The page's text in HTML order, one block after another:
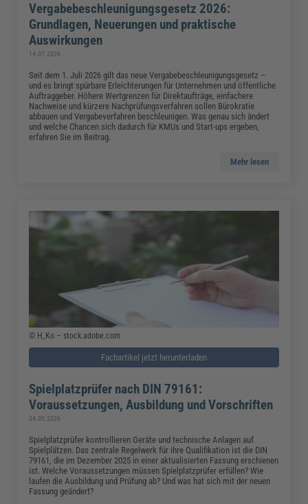
Vergabebeschleunigungsgesetz 2026:
Grundlagen, Neuerungen und praktische
Auswirkungen
14.07.2026
Seit dem 1. Juli 2026 gilt das neue Vergabebeschleunigungsgesetz –
und es bringt spürbare Erleichterungen für Unternehmen und öffentliche
Auftraggeber. Höhere Wertgrenzen für Direktaufträge, einfachere
Nachweise und kürzere Nachprüfungsverfahren sollen Bürokratie
abbauen und Vergabeverfahren beschleunigen. Was genau sich ändert
und welche Chancen sich dadurch für KMUs und Start-ups ergeben,
erfahren Sie im Beitrag.
Mehr lesen
© H_Ko – stock.adobe.com
Fachartikel jetzt herunterladen
Spielplatzprüfer nach DIN 79161:
Voraussetzungen, Ausbildung und Vorschriften
04.05.2026
Spielplatzprüfer kontrollieren Geräte und technische Anlagen auf
Spielplätzen. Das zentrale Regelwerk für ihre Qualifikation ist die DIN
79161, die im Dezember 2025 in einer aktualisierten Fassung erschienen
ist. Welche Voraussetzungen müssen Spielplatzprüfer erfüllen? Wie
laufen die Ausbildung und Prüfung ab? Und was hat sich mit der neuen
Fassung geändert?